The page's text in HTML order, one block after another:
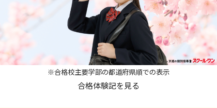
※合格校主要学部の都道府県順での表示
合格体験記を見る